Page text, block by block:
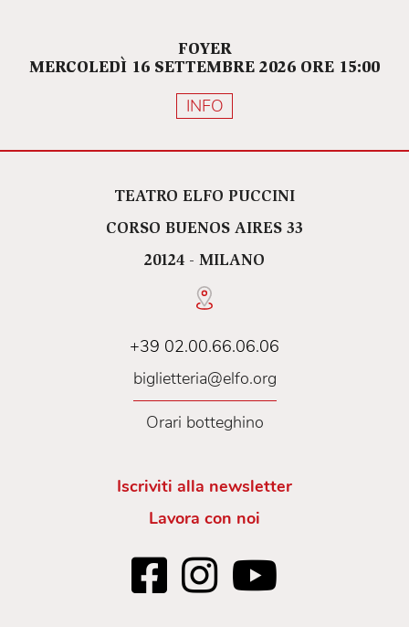
FOYER
MERCOLEDÌ 16 SETTEMBRE 2026 ORE 15:00
INFO
TEATRO ELFO PUCCINI
CORSO BUENOS AIRES 33
20124 - MILANO
+39 02.00.66.06.06
biglietteria@elfo.org
Orari botteghino
Iscriviti alla newsletter
Lavora con noi